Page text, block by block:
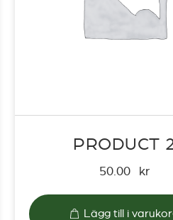
PRODUCT
50.00 kr
Lägg till i